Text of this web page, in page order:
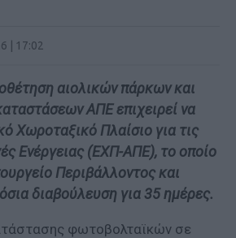
| 17:02
αιολικών πάρκων και
ΑΠΕ επιχειρεί να
Χωροταξικό Πλαίσιο για τις
Ενέργειας (ΕΧΠ-ΑΠΕ), το οποίο
Περιβάλλοντος και
διαβούλευση για 35 ημέρες.
φωτοβολταϊκών σε